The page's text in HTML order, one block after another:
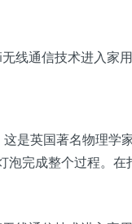
是英国著名物理学
泡完成整个过程。